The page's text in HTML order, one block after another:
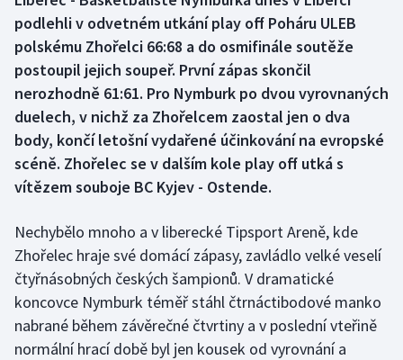
Box
Curling
Dostihy
Florbal
Futsal
Golf
Gymnastika
Házená
podlehli v odvetném utkání play off Poháru ULEB
polskému Zhořelci 66:68 a do osmifinále soutěže
postoupil jejich soupeř. První zápas skončil
nerozhodně 61:61. Pro Nymburk po dvou vyrovnaných
duelech, v nichž za Zhořelcem zaostal jen o dva
body, končí letošní vydařené účinkování na evropské
scéně. Zhořelec se v dalším kole play off utká s
vítězem souboje BC Kyjev - Ostende.
Nechybělo mnoho a v liberecké Tipsport Areně, kde
Zhořelec hraje své domácí zápasy, zavládlo velké veselí
čtyřnásobných českých šampionů. V dramatické
koncovce Nymburk téměř stáhl čtrnáctibodové manko
nabrané během závěrečné čtvrtiny a v poslední vteřině
normální hrací době byl jen kousek od vyrovnání a